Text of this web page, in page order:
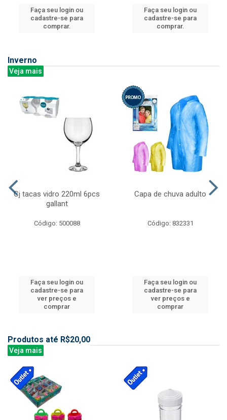
Faça seu login ou
cadastre-se para
comprar.
Faça seu login ou
cadastre-se para
comprar.
Inverno
Veja mais
Cj tacas vidro 220ml 6pcs
gallant
Código: 500088
Faça seu login ou
cadastre-se para
ver preços e
comprar
Capa de chuva adulto
Código: 832331
Faça seu login ou
cadastre-se para
ver preços e
comprar
Produtos até R$20,00
Veja mais